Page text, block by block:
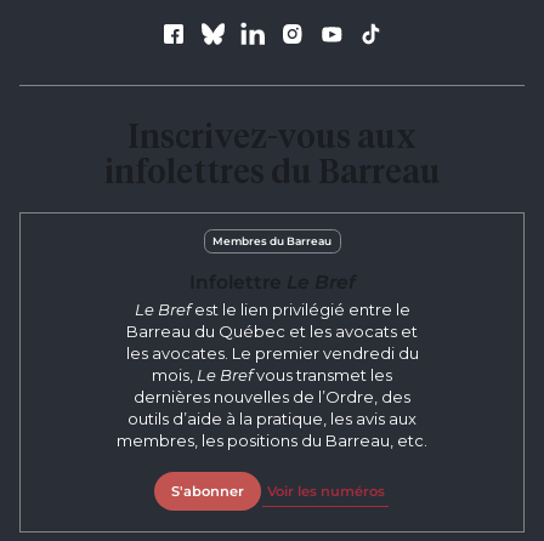
Follow us
Membres du Barreau
Le Brefest le lien privilégié entre le
Barreau du Québec et les avocats et
les avocates. Le premier vendredi du
mois, Le Brefvous transmet les
dernières nouvelles de l’Ordre, des
outils d’aide à la pratique, les avis aux
membres, les positions du Barreau, etc.
S'abonner Voir les numéros